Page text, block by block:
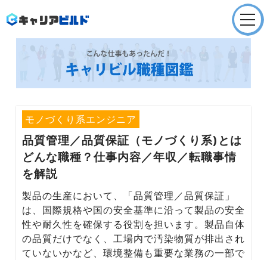
モノづくり系エンジニア
品質管理／品質保証（モノづくり系) とは
どんな職種？仕事内容／年収／転職事情
を解説
製品の生産において、「品質管理／品質保証」
は、国際規格や国の安全基準に沿って製品の安全
性や耐久性を確保する役割を担います。製品自体
の品質だけでなく、工場内で汚染物質が排出され
ていないかなど、環境整備も重要な業務の一部で
Company
就職/転職支援
Service
採用支援
採用情報
News
お知らせ